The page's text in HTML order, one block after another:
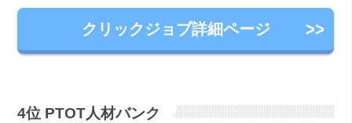
クリックジョブ詳細ページ
4位 PTOT人材バンク